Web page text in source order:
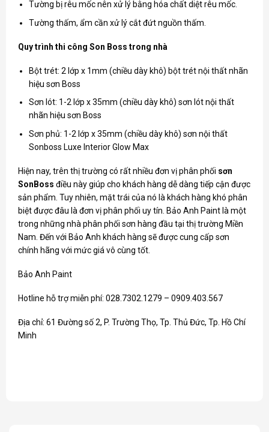
Tường bị rêu mốc nên xử lý bằng hóa chất diệt rêu mốc.
Tường thấm, ẩm cần xử lý cắt đứt nguồn thấm.
Quy trình thi công Son Boss trong nhà
Bột trét: 2 lớp x 1mm (chiều dày khô) bột trét nội thất nhãn
hiệu sơn Boss
Sơn lót: 1-2 lớp x 35mm (chiều dày khô) sơn lót nội thất
nhãn hiệu sơn Boss
Sơn phủ: 1-2 lớp x 35mm (chiều dày khô) sơn nội thất
Sonboss Luxe Interior Glow Max
Hiện nay, trên thị trường có rất nhiều đơn vị phân phối sơn
SonBoss điều này giúp cho khách hàng dễ dàng tiếp cận được
sản phẩm. Tuy nhiên, mặt trái của nó là khách hàng khó phân
biệt được đâu là đơn vị phân phối uy tín. Bảo Anh Paint là một
trong những nhà phân phối sơn hàng đầu tại thị trường Miền
Nam. Đến với Bảo Anh khách hàng sẽ được cung cấp sơn
chính hãng với mức giá vô cùng tốt.
Bảo Anh Paint
Hotline hỗ trợ miễn phí: 028.7302.1279 – 0909.403.567
Địa chỉ: 61 Đường số 2, P. Trường Thọ, Tp. Thủ Đức, Tp. Hồ Chí
Minh